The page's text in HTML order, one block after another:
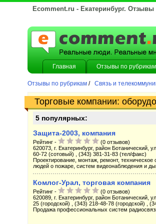
Ecomment.ru - Екатеринбург.
Главная Отзывы по рубрикам
Отзывы по рубрикам / Связь и
Торговые компании:
5 популярных:
Защита-2003, компания
Рейтинг -
(0 отзывов)
620073, г. Екатеринбург, район Ботанический,
60-72 (сотовый) , (343) 381-31-83 (тел/факс)
Проектирование, монтаж, ремонт,
людей о пожаре, систем видеонаблюдения и
Комлог-Урал, торговая компания
Рейтинг -
(0 отзывов)
620089, г. Екатеринбург, район
25 (городской) , (343) 218-48-78 (городской) ,
Продажа профессиональных систем